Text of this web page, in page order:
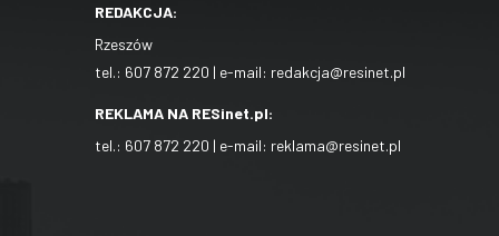
REDAKCJA:
Rzeszów
tel.: 607 872 220 | e-mail: redakcja@resinet.pl
REKLAMA NA RESinet.pl:
tel.: 607 872 220 | e-mail: reklama@resinet.pl